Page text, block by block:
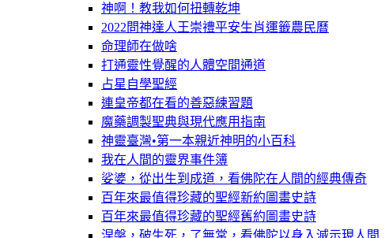
神啊！教我如何扭轉乾坤
2022問神達人王崇禮平安生肖運籤農民曆
命理師在做啥
打通靈性覺醒的人體空間通道
占星自學聖經
連皇帝都在看的善惡練習題
魔藥調製聖典與現代應用指南
神靈臺灣•第一本親近神明的小百科
我在人間的靈界事件簿
娑婆，從出生到成道，看佛陀在人間的經典傳奇
百年來最值得珍藏的聖經新約圖畫史詩
百年來最值得珍藏的聖經舊約圖畫史詩
涅槃，破生死，了無常，看佛陀以身入滅示現人間